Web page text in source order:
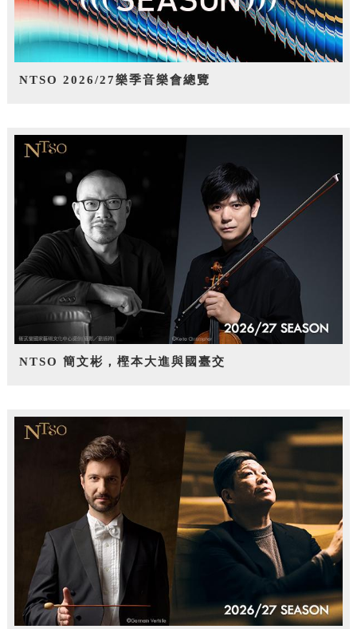
NTSO 2026/27樂季音樂會總覽
NTSO 簡文彬，樫本大進與國臺交